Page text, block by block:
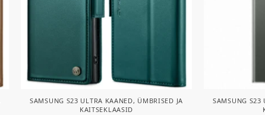
SAMSUNG S23 ULTRA KAANED, ÜMBRISED JA
KAITSEKLAASID
SAMSUNG S23